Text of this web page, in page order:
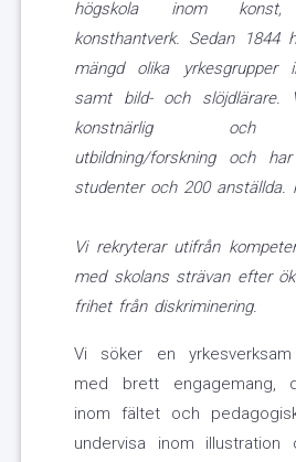
högskola inom
konsthantverk. Sedan 1844
mängd olika
samt bild- och slöjdlärare.
konstnärlig och
utbildning/forskning och
studenter och 200 anställda.
Vi rekryterar utifrån
med skolans strävan efter
frihet från diskriminering.
Vi söker en
med brett engagemang,
inom fältet och
undervisa inom illustration